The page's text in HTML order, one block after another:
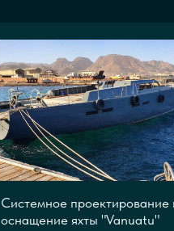
Системное проектирование
оснащение яхты "Vanuatu"